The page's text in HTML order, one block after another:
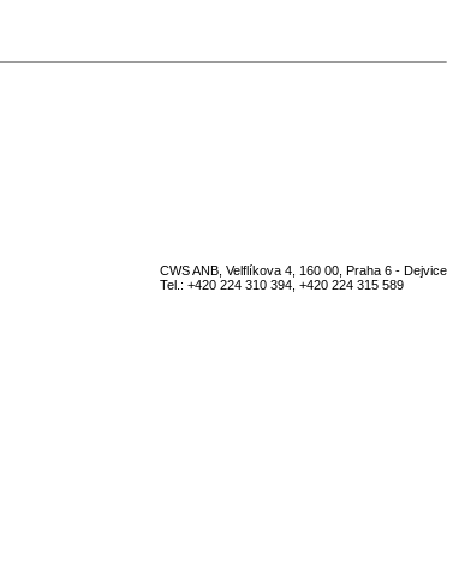
CWS ANB, Velflíkova 4, 160 00, Praha 6 - Dejvice
Tel.: +420 224 310 394, +420 224 315 589